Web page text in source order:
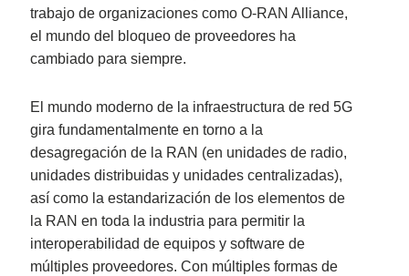
trabajo de organizaciones como O-RAN Alliance,
el mundo del bloqueo de proveedores ha
cambiado para siempre.
El mundo moderno de la infraestructura de red 5G
gira fundamentalmente en torno a la
desagregación de la RAN (en unidades de radio,
unidades distribuidas y unidades centralizadas),
así como la estandarización de los elementos de
la RAN en toda la industria para permitir la
interoperabilidad de equipos y software de
múltiples proveedores. Con múltiples formas de